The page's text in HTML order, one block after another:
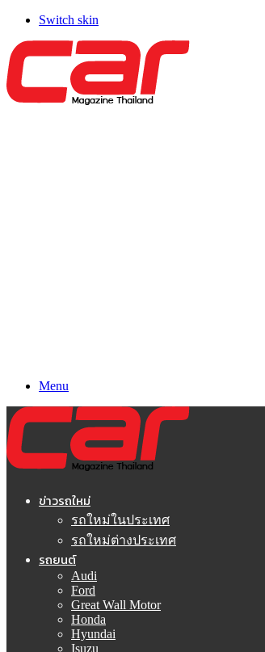
Switch skin
Menu
ข่าวรถใหม่
รถใหม่ในประเทศ
รถใหม่ต่างประเทศ
รถยนต์
Audi
Ford
Great Wall Motor
Honda
Hyundai
Isuzu